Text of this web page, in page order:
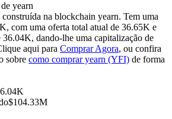
yearn
na blockchain yearn. Tem uma
com uma oferta total atual de 36.65K e
dando-lhe uma capitalização de
aqui para Comprar Agora, ou confira
sobre como comprar yearn (YFI) de forma
$104.33M